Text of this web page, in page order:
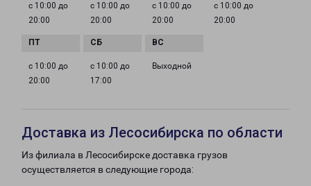
с 10:00 до
20:00
с 10:00 до
20:00
с 10:00 до
20:00
с 10:00 до
20:00
с 10:00 до
20:00
с 10:00 до
17:00
Выходной
Доставка из Лесосибирска по области
Из филиала в Лесосибирске доставка грузов
осуществляется в следующие города: